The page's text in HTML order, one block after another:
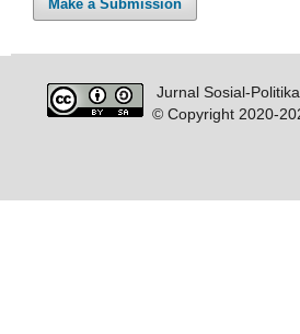
Make a Submission
Jurnal Sosial-
© Copyright 2020-